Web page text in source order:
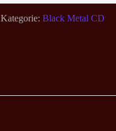
Kategorie: Black Metal CD